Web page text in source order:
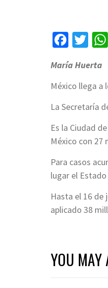
María Huerta
México llega a
La Secretaría
Es la Ciudad
México con 27
Para casos
lugar el
Hasta el 16 de
aplicado 38
YOU MAY